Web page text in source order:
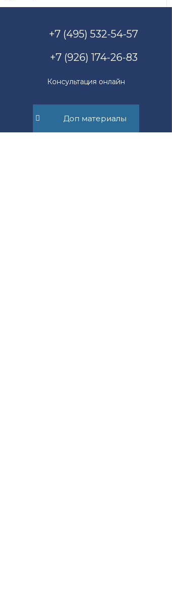
Доп материалы
Пн-Пт с 11.00 до 17.00
+7 (495) 532-54-57
+7 (926) 174-26-83
Консультация онлайн